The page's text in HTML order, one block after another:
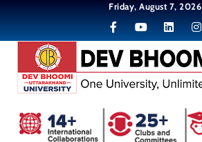
content
Friday, August 7, 2026